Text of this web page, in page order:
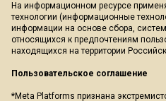
На информационном ресурсе
технологии (информационные
информации на основе сбора,
относящихся к предпочтениям
находящихся на территории
Пользовательское соглашение
*Meta Platforms признана